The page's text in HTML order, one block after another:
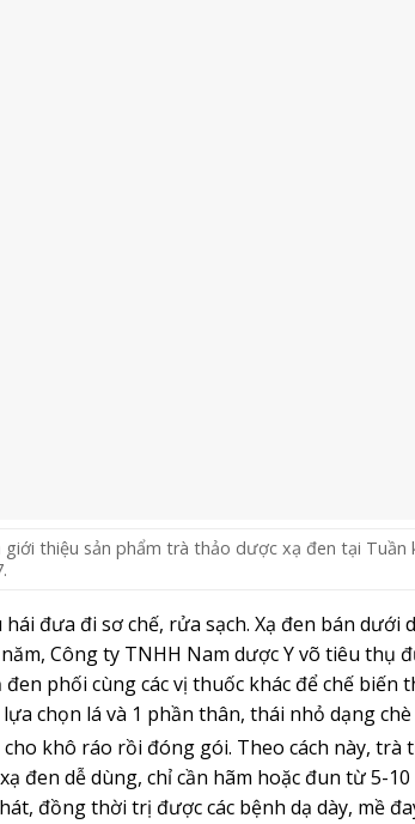
giới thiệu sản phẩm trà thảo dược xạ đen tại Tuần
đưa đi sơ chế, rửa sạch. Xạ đen bán dưới
Công ty TNHH Nam dược Y võ tiêu thụ
đen phối cùng các vị thuốc khác để chế biến
chọn lá và 1 phần thân, thái nhỏ dạng
cho khô ráo rồi đóng gói. Theo cách này, trà
đen dễ dùng, chỉ cần hãm hoặc đun từ 5-
đồng thời trị được các bệnh dạ dày, mề